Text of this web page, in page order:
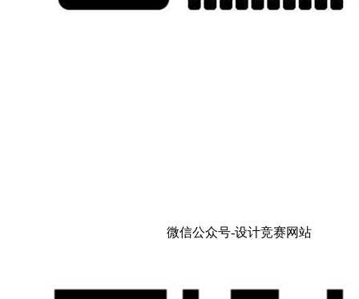
微信公众号-设计竞赛网站